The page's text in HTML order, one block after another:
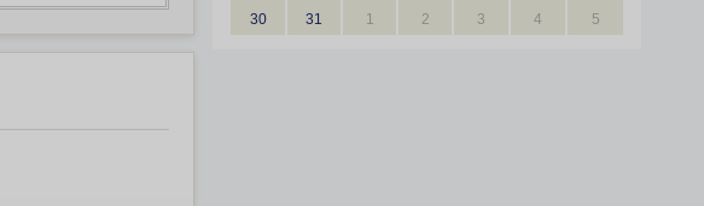
30
31 1 2 3 4 5